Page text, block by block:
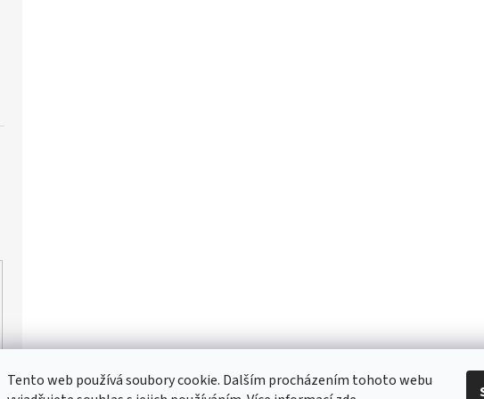
Tento web používá soubory cookie. Dalším procházením tohoto webu